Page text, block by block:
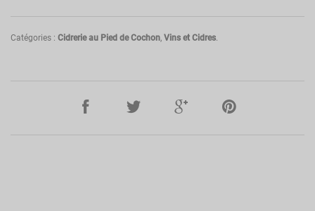
Catégories : Cidrerie au Pied de Cochon, Vins et Cidres.